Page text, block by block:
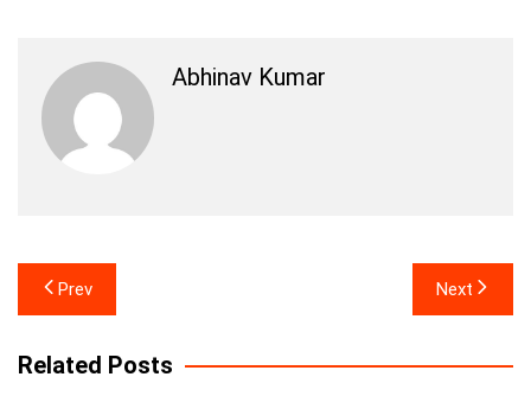
Abhinav Kumar
Post
navigation
Prev Next
Related Posts